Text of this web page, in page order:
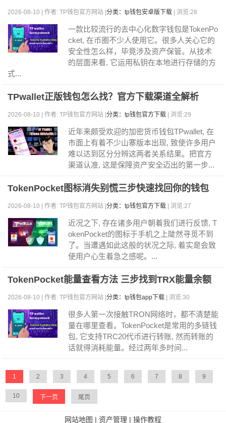
2026-08-10 | 作者: TP钱包官方网站 | 分类：tp钱包安卓版下载 | 浏览:28
一款比较流行的去中心化数字钱包是TokenPo
cket, 在币圈不少人使用它。很多人关心它的
安全性怎么样，毕竟涉及资产保管。从技术
的层面来看, 它运用私钥在本地进行存储的方
式...
TPwallet正版钱包怎么找？官方下载渠道全解析
2026-08-10 | 作者: TP钱包官方网站 | 分类：tp钱包官方下载 | 浏览:29
近年来颇受欢迎的加密货币钱包TPwallet, 在
市面上有着不少山寨版本出现, 致使许多用户
难以达到区分分辨这两者关系结果。把官方
渠道认准, 这是保障资产安全迈出的第一步...
TokenPocket图标消失别慌三步快速找回你的钱包
2026-08-10 | 作者: TP钱包官方网站 | 分类：tp钱包官方下载 | 浏览:27
近况之下, 存在诸多用户朝着我们进行反馈, T
okenPocket的图标于手机之上陡然寻觅不到
了。当遭遇如此这般的状况之际, 着实是会致
使用户心生着急之感呢。...
TokenPocket能量查看方法 三步找到TRX能量余额
2026-08-10 | 作者: TP钱包官方网站 | 分类：tp钱包app下载 | 浏览:30
很多人第一次接触TRON网络时，都不清楚能
量在哪里查看。TokenPocket是常用的多链钱
包, 它支持TRC20代币进行转账, 然而转账的
话就得消耗能量。经过两年多时间...
1 2 3 4 5 6 7 8 9
10 下一页 尾页
网站地图 | 资产管理 | 操作教程